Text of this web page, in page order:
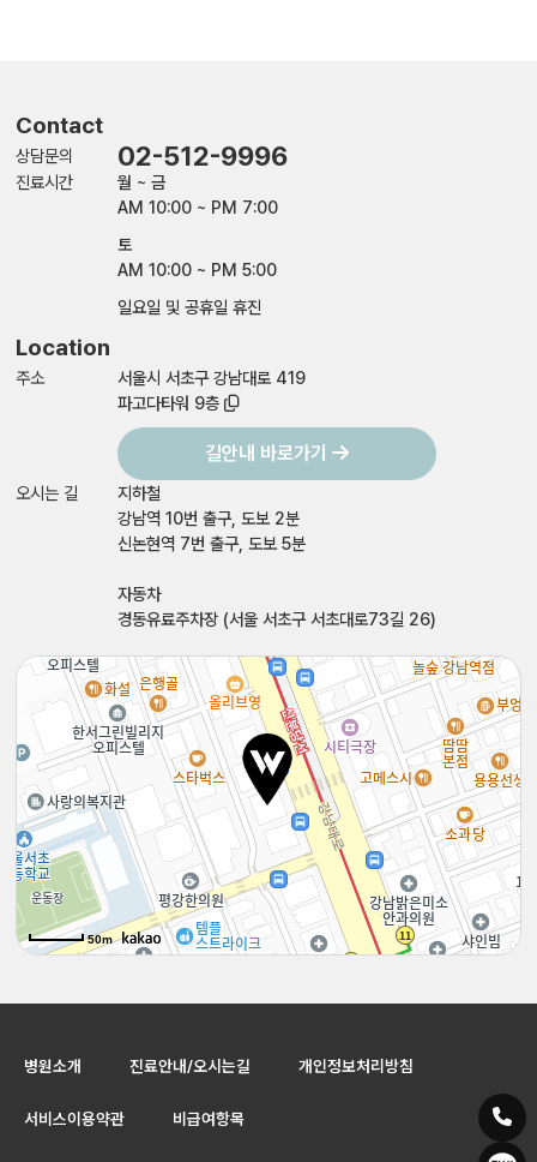
Contact
상담문의 02-512-9996
진료시간
월 ~ 금
AM 10:00 ~ PM 7:00
토
AM 10:00 ~ PM 5:00
일요일 및 공휴일 휴진
Location
주소
서울시 서초구 강남대로 419
파고다타워 9층
길안내 바로가기
오시는 길
지하철
강남역 10번 출구, 도보 2분
신논현역 7번 출구, 도보 5분
자동차
경동유료주차장 (서울 서초구 서초대로73길 26)
50m
50m
병원소개 진료안내/오시는길 개인정보처리방침
서비스이용약관 비급여항목